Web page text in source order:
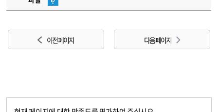
이전 페이지 다음 페이지